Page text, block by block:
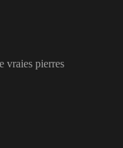
vraies pierres